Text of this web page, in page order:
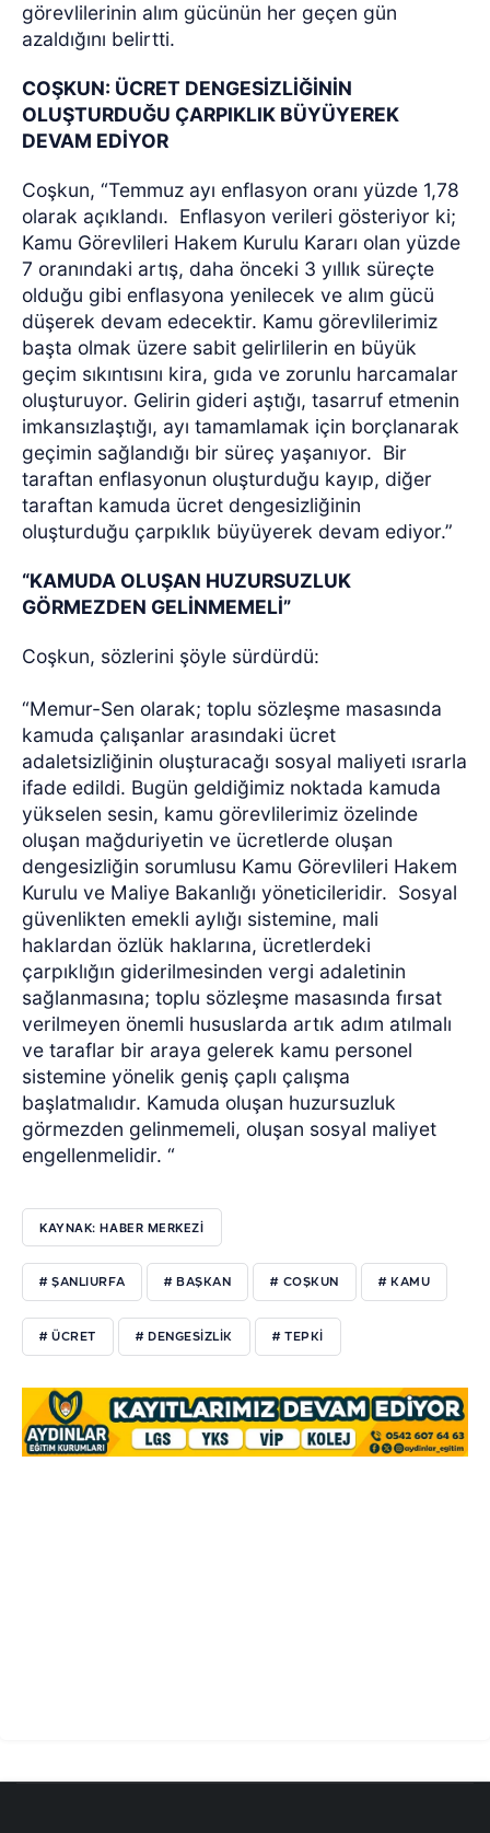
görevlilerinin alım gücünün her geçen gün
azaldığını belirtti.
COŞKUN: ÜCRET DENGESİZLİĞİNİN
OLUŞTURDUĞU ÇARPIKLIK BÜYÜYEREK
DEVAM EDİYOR
Coşkun, “Temmuz ayı enflasyon oranı yüzde 1,78
olarak açıklandı. Enflasyon verileri gösteriyor ki;
Kamu Görevlileri Hakem Kurulu Kararı olan yüzde
7 oranındaki artış, daha önceki 3 yıllık süreçte
olduğu gibi enflasyona yenilecek ve alım gücü
düşerek devam edecektir. Kamu görevlilerimiz
başta olmak üzere sabit gelirlilerin en büyük
geçim sıkıntısını kira, gıda ve zorunlu harcamalar
oluşturuyor. Gelirin gideri aştığı, tasarruf etmenin
imkansızlaştığı, ayı tamamlamak için borçlanarak
geçimin sağlandığı bir süreç yaşanıyor. Bir
taraftan enflasyonun oluşturduğu kayıp, diğer
taraftan kamuda ücret dengesizliğinin
oluşturduğu çarpıklık büyüyerek devam ediyor.”
“KAMUDA OLUŞAN HUZURSUZLUK
GÖRMEZDEN GELİNMEMELİ”
Coşkun, sözlerini şöyle sürdürdü:
“Memur-Sen olarak; toplu sözleşme masasında
kamuda çalışanlar arasındaki ücret
adaletsizliğinin oluşturacağı sosyal maliyeti ısrarla
ifade edildi. Bugün geldiğimiz noktada kamuda
yükselen sesin, kamu görevlilerimiz özelinde
oluşan mağduriyetin ve ücretlerde oluşan
dengesizliğin sorumlusu Kamu Görevlileri Hakem
Kurulu ve Maliye Bakanlığı yöneticileridir. Sosyal
güvenlikten emekli aylığı sistemine, mali
haklardan özlük haklarına, ücretlerdeki
çarpıklığın giderilmesinden vergi adaletinin
sağlanmasına; toplu sözleşme masasında fırsat
verilmeyen önemli hususlarda artık adım atılmalı
ve taraflar bir araya gelerek kamu personel
sistemine yönelik geniş çaplı çalışma
başlatmalıdır. Kamuda oluşan huzursuzluk
görmezden gelinmemeli, oluşan sosyal maliyet
engellenmelidir. “
KAYNAK: HABER MERKEZİ
# ŞANLIURFA # BAŞKAN # COŞKUN # KAMU
# ÜCRET # DENGESİZLİK # TEPKİ